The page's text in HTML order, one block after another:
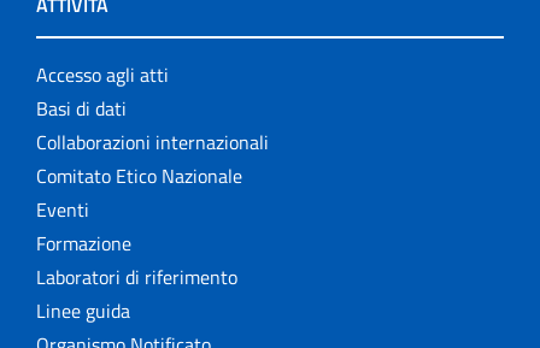
Accesso agli atti
Basi di dati
Collaborazioni internazionali
Comitato Etico Nazionale
Eventi
Formazione
Laboratori di riferimento
Linee guida